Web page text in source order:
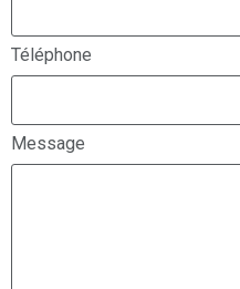
Téléphone
Message